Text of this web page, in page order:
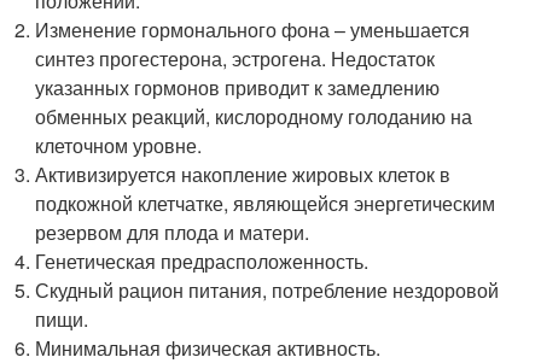
Изменение гормонального фона – уменьшается
синтез прогестерона, эстрогена. Недостаток
указанных гормонов приводит к замедлению
обменных реакций, кислородному голоданию на
клеточном уровне.
Активизируется накопление жировых клеток в
подкожной клетчатке, являющейся энергетическим
резервом для плода и матери.
Генетическая предрасположенность.
Скудный рацион питания, потребление нездоровой
пищи.
Минимальная физическая активность.